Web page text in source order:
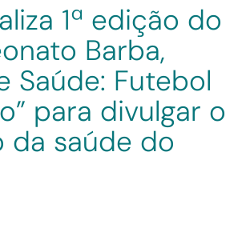
1ª edição do
Barba,
Saúde: Futebol
para divulgar o
da saúde do